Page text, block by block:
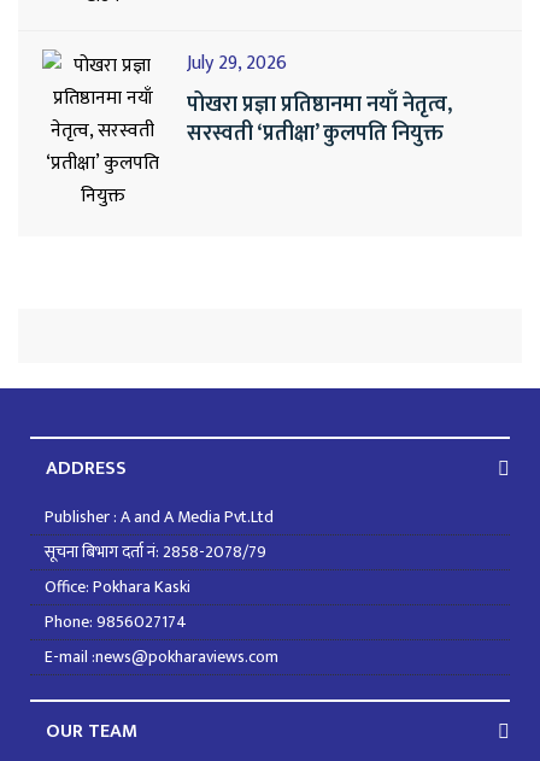
July 29, 2026
पोखरा प्रज्ञा प्रतिष्ठानमा नयाँ नेतृत्व,
सरस्वती ‘प्रतीक्षा’ कुलपति नियुक्त
ADDRESS
Publisher : A and A Media Pvt.Ltd
सूचना बिभाग दर्ता नं: 2858-2078/79
Office: Pokhara Kaski
Phone: 9856027174
E-mail :news@pokharaviews.com
OUR TEAM